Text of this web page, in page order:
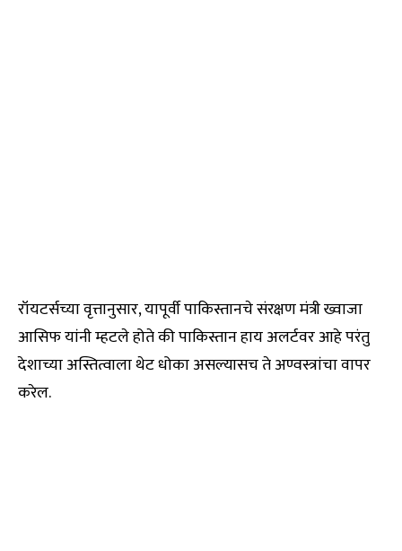
रॉयटर्सच्या वृत्तानुसार, यापूर्वी पाकिस्तानचे संरक्षण मंत्री ख्वाजा
आसिफ यांनी म्हटले होते की पाकिस्तान हाय अलर्टवर आहे परंतु
देशाच्या अस्तित्वाला थेट धोका असल्यासच ते अण्वस्त्रांचा वापर
करेल.